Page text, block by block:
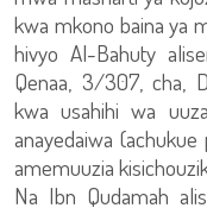
kwa mkono baina ya
hivyo Al-Bahuty
Qenaa, 3/307, cha,
kwa usahihi wa
anayedaiwa
amemuuzia
Na Ibn Qudamah